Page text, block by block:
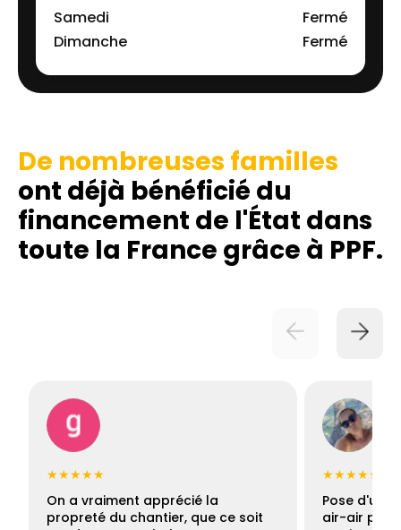
Samedi
Fermé
Dimanche
Fermé
De nombreuses familles
ont déjà bénéficié du
financement de l'État dans
toute la France grâce à PPF.
★★★★★
On a vraiment apprécié la
propreté du chantier, que ce soit
★★★★★
Pose d'une
air-air par